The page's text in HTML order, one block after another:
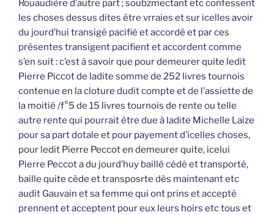
Rouaudière d’autre part ; soubzmectant etc confessent
les choses dessus dites être vrraies et sur icelles avoir
du jourd’hui transigé pacifié et accordé et par ces
présentes transigent pacifient et accordent comme
s’en suit : c’est à savoir que pour demeurer quite ledit
Pierre Piccot de ladite somme de 252 livres tournois
contenue en la cloture dudit compte et de l’assiette de
la moitié /f°5 de 15 livres tournois de rente ou telle
autre rente qui pourrait être due à ladite Michelle Laize
pour sa part dotale et pour payement d’icelles choses,
pour ledit Pierre Peccot en demeurer quite, icelui
Pierre Peccot a du jourd’huy baillé cédé et transporté,
baille quite cède et transposrte dès maintenant etc
audit Gauvain et sa femme qui ont prins et accepté
prennent et acceptent pour eux leurs hoirs etc tous et